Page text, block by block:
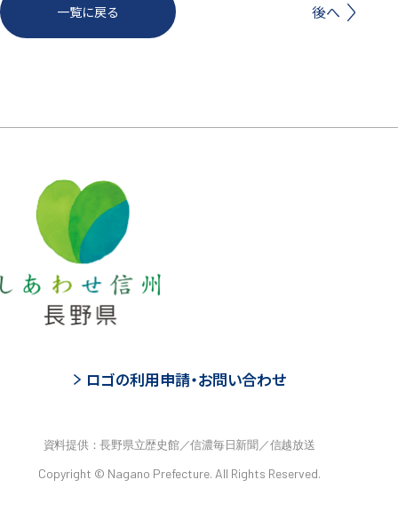
一覧に戻る 後へ
ロゴの利用申請・お問い合わせ
資料提供：長野県立歴史館／信濃毎日新聞／信越放送
Copyright © Nagano Prefecture. All Rights Reserved.